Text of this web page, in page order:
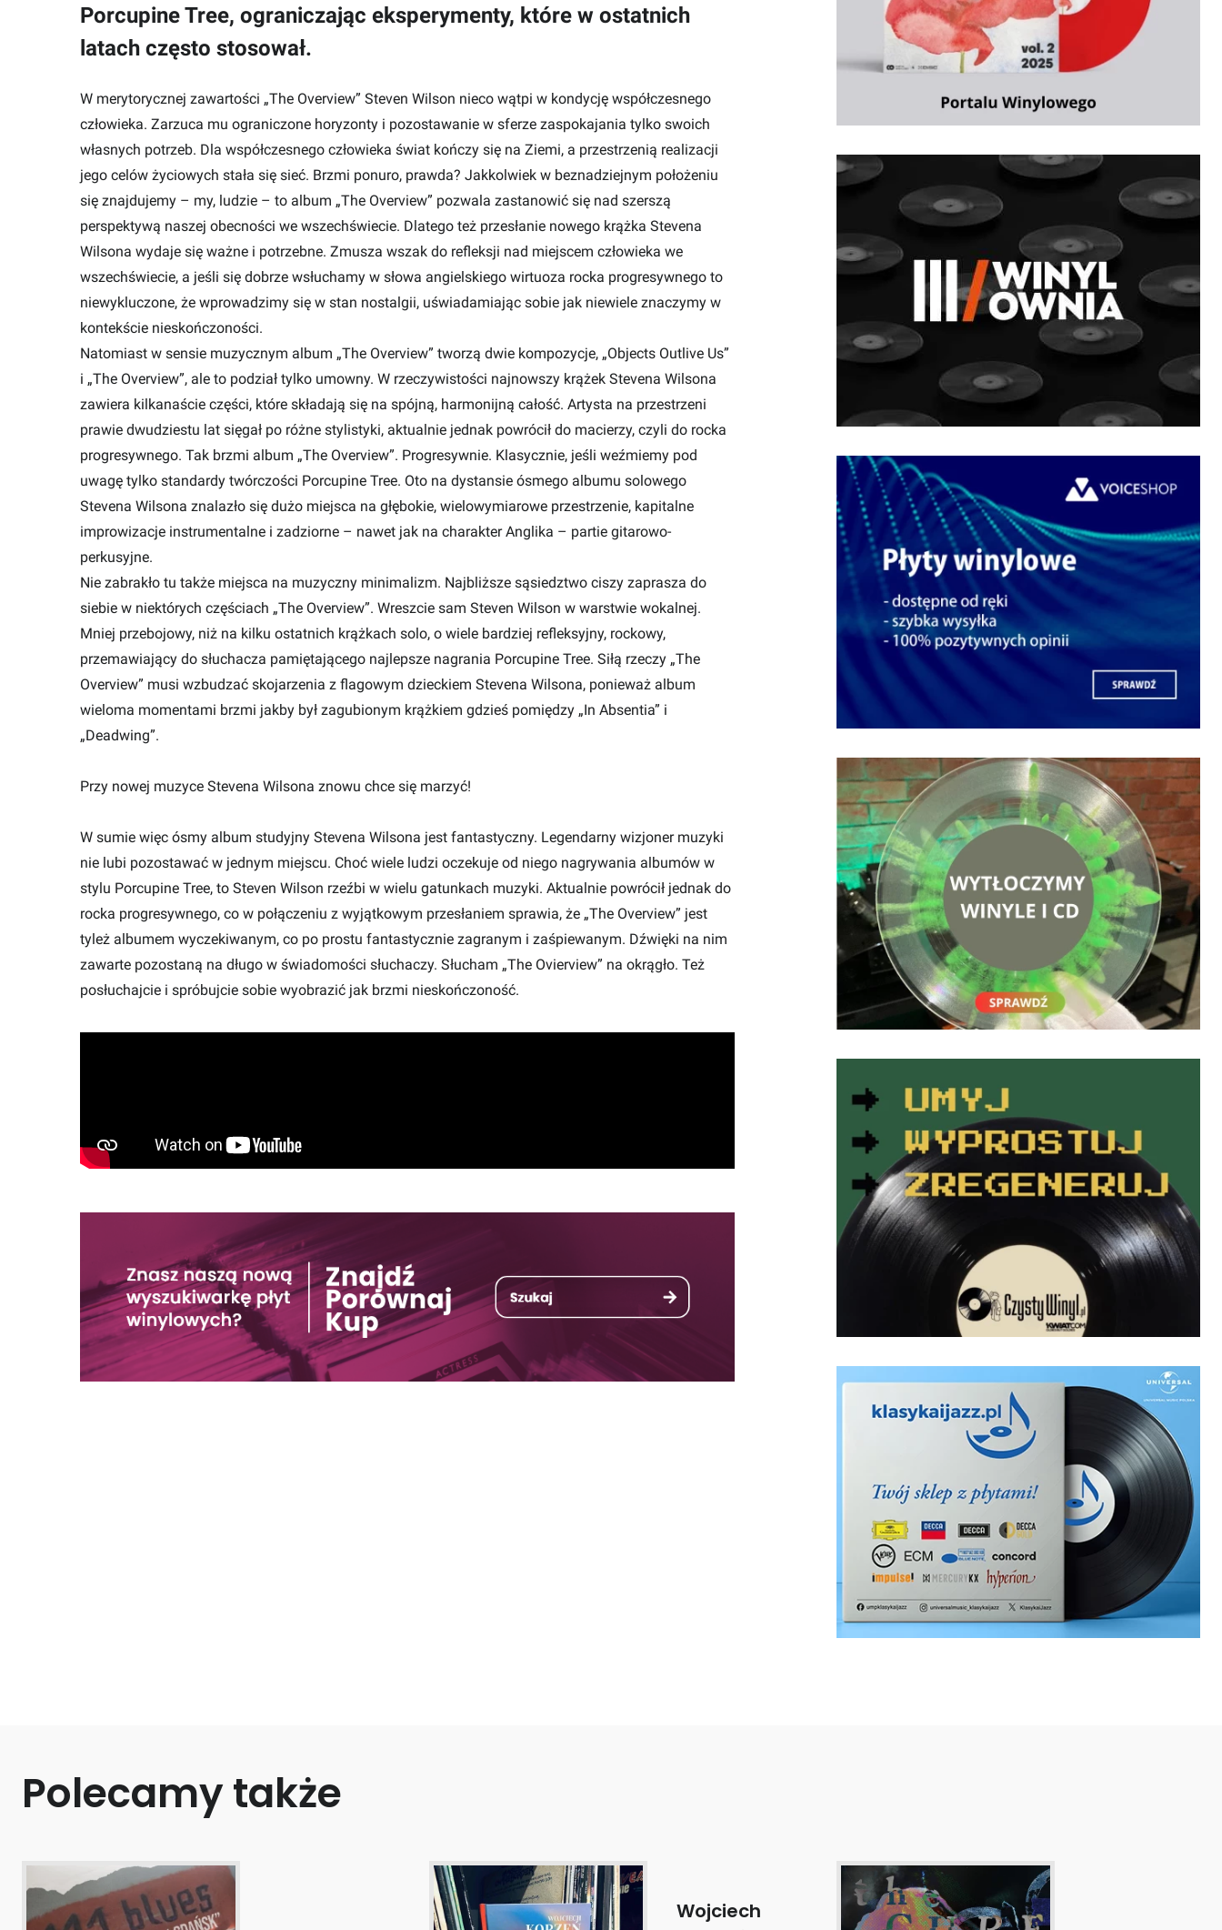
Porcupine Tree, ograniczając eksperymenty, które w ostatnich
latach często stosował.
W merytorycznej zawartości „The Overview” Steven Wilson nieco wątpi w kondycję współczesnego
człowieka. Zarzuca mu ograniczone horyzonty i pozostawanie w sferze zaspokajania tylko swoich
własnych potrzeb. Dla współczesnego człowieka świat kończy się na Ziemi, a przestrzenią realizacji
jego celów życiowych stała się sieć. Brzmi ponuro, prawda? Jakkolwiek w beznadziejnym położeniu
się znajdujemy – my, ludzie – to album „The Overview” pozwala zastanowić się nad szerszą
perspektywą naszej obecności we wszechświecie. Dlatego też przesłanie nowego krążka Stevena
Wilsona wydaje się ważne i potrzebne. Zmusza wszak do refleksji nad miejscem człowieka we
wszechświecie, a jeśli się dobrze wsłuchamy w słowa angielskiego wirtuoza rocka progresywnego to
niewykluczone, że wprowadzimy się w stan nostalgii, uświadamiając sobie jak niewiele znaczymy w
kontekście nieskończoności.
Natomiast w sensie muzycznym album „The Overview” tworzą dwie kompozycje, „Objects Outlive Us”
i „The Overview”, ale to podział tylko umowny. W rzeczywistości najnowszy krążek Stevena Wilsona
zawiera kilkanaście części, które składają się na spójną, harmonijną całość. Artysta na przestrzeni
prawie dwudziestu lat sięgał po różne stylistyki, aktualnie jednak powrócił do macierzy, czyli do rocka
progresywnego. Tak brzmi album „The Overview”. Progresywnie. Klasycznie, jeśli weźmiemy pod
uwagę tylko standardy twórczości Porcupine Tree. Oto na dystansie ósmego albumu solowego
Stevena Wilsona znalazło się dużo miejsca na głębokie, wielowymiarowe przestrzenie, kapitalne
improwizacje instrumentalne i zadziorne – nawet jak na charakter Anglika – partie gitarowo-
perkusyjne.
Nie zabrakło tu także miejsca na muzyczny minimalizm. Najbliższe sąsiedztwo ciszy zaprasza do
siebie w niektórych częściach „The Overview”. Wreszcie sam Steven Wilson w warstwie wokalnej.
Mniej przebojowy, niż na kilku ostatnich krążkach solo, o wiele bardziej refleksyjny, rockowy,
przemawiający do słuchacza pamiętającego najlepsze nagrania Porcupine Tree. Siłą rzeczy „The
Overview” musi wzbudzać skojarzenia z flagowym dzieckiem Stevena Wilsona, ponieważ album
wieloma momentami brzmi jakby był zagubionym krążkiem gdzieś pomiędzy „In Absentia” i
„Deadwing”.
Przy nowej muzyce Stevena Wilsona znowu chce się marzyć!
W sumie więc ósmy album studyjny Stevena Wilsona jest fantastyczny. Legendarny wizjoner muzyki
nie lubi pozostawać w jednym miejscu. Choć wiele ludzi oczekuje od niego nagrywania albumów w
stylu Porcupine Tree, to Steven Wilson rzeźbi w wielu gatunkach muzyki. Aktualnie powrócił jednak do
rocka progresywnego, co w połączeniu z wyjątkowym przesłaniem sprawia, że „The Overview” jest
tyleż albumem wyczekiwanym, co po prostu fantastycznie zagranym i zaśpiewanym. Dźwięki na nim
zawarte pozostaną na długo w świadomości słuchaczy. Słucham „The Ovierview” na okrągło. Też
posłuchajcie i spróbujcie sobie wyobrazić jak brzmi nieskończoność.
Polecamy także
Wojciech